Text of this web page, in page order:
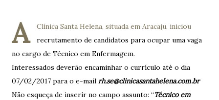
A
Clínica Santa Helena, situada em Aracaju, iniciou
recrutamento de candidatos para ocupar uma vaga
no cargo de Técnico em Enfermagem.
Interessados deverão encaminhar o currículo até o dia
07/02/2017 para o e-mail rh.se@clinicasantahelena.com.br
Não esqueça de inserir no campo assunto: “Técnico em